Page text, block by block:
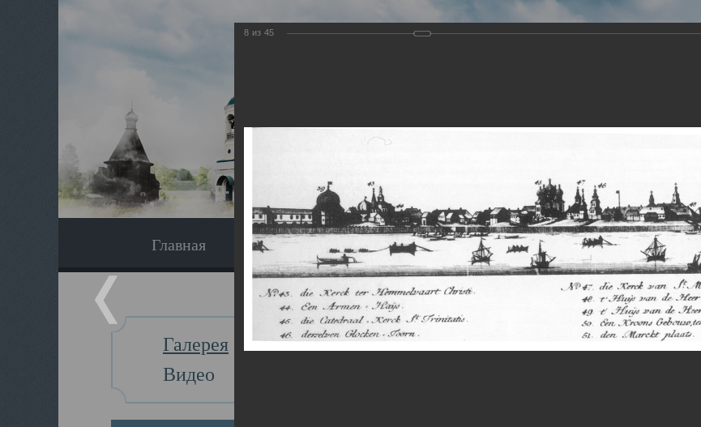
Сайт создан по
и
Главная Экскурсия Наследники Галерея
Галерея
Видео
Главная Храмы-мученики Архангельска
Свято-Троицкий
8 из 45